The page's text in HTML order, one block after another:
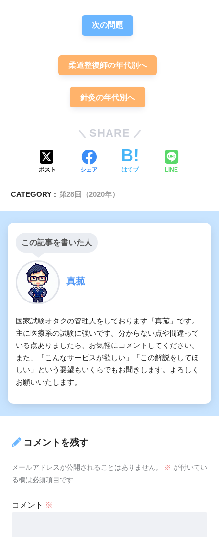
次の問題
柔道整復師の年代別へ
針灸の年代別へ
SHARE
ポスト シェア はてブ LINE
CATEGORY : 第28回（2020年）
この記事を書いた人
真菰
国家試験オタクの管理人をしております「真菰」です。
主に医療系の試験に強いです。分からない点や間違って
いる点ありましたら、お気軽にコメントしてください。
また、「こんなサービスが欲しい」「この解説をしてほ
しい」という要望もいくらでもお聞きします。よろしく
お願いいたします。
コメントを残す
メールアドレスが公開されることはありません。 ※ が付いてい
る欄は必須項目です
コメント ※